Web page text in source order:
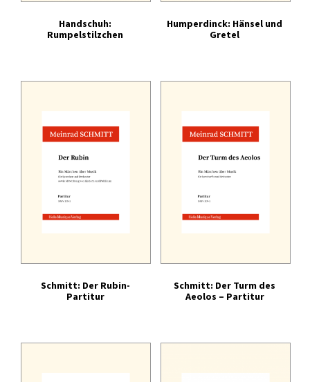
Handschuh:
Rumpelstilzchen
Humperdinck: Hänsel und
Gretel
Schmitt: Der Rubin-
Partitur
Schmitt: Der Turm des
Aeolos – Partitur